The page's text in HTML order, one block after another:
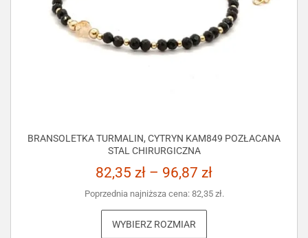
BRANSOLETKA TURMALIN, CYTRYN KAM849 POZŁACANA
STAL CHIRURGICZNA
82,35 zł – 96,87 zł
Poprzednia najniższa cena: 82,35 zł.
WYBIERZ ROZMIAR